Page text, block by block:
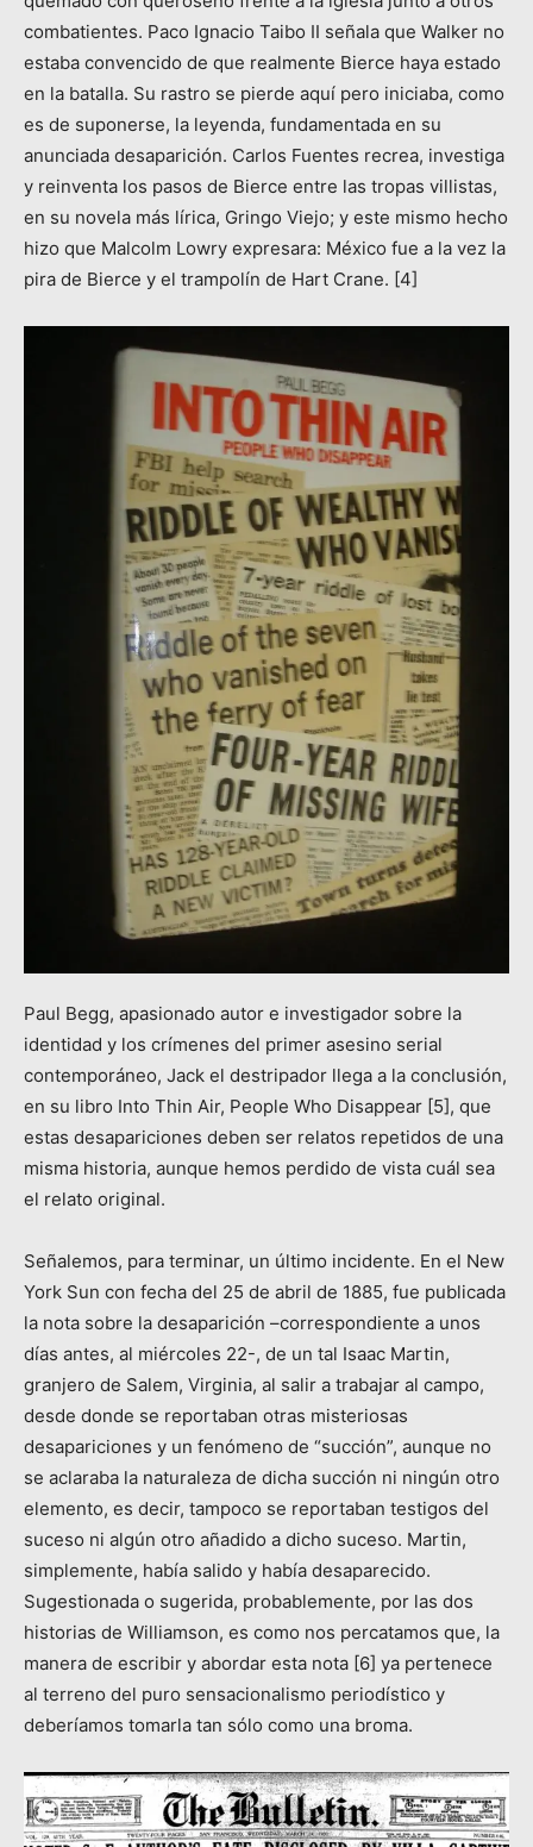
combatientes. Paco Ignacio Taibo II señala que Walker no
estaba convencido de que realmente Bierce haya estado
en la batalla. Su rastro se pierde aquí pero iniciaba, como
es de suponerse, la leyenda, fundamentada en su
anunciada desaparición. Carlos Fuentes recrea, investiga
y reinventa los pasos de Bierce entre las tropas villistas,
en su novela más lírica, Gringo Viejo; y este mismo hecho
hizo que Malcolm Lowry expresara: México fue a la vez la
pira de Bierce y el trampolín de Hart Crane. [4]
Paul Begg, apasionado autor e investigador sobre la
identidad y los crímenes del primer asesino serial
contemporáneo, Jack el destripador llega a la conclusión,
en su libro Into Thin Air, People Who Disappear [5], que
estas desapariciones deben ser relatos repetidos de una
misma historia, aunque hemos perdido de vista cuál sea
el relato original.
Señalemos, para terminar, un último incidente. En el New
York Sun con fecha del 25 de abril de 1885, fue publicada
la nota sobre la desaparición –correspondiente a unos
días antes, al miércoles 22-, de un tal Isaac Martin,
granjero de Salem, Virginia, al salir a trabajar al campo,
desde donde se reportaban otras misteriosas
desapariciones y un fenómeno de “succión”, aunque no
se aclaraba la naturaleza de dicha succión ni ningún otro
elemento, es decir, tampoco se reportaban testigos del
suceso ni algún otro añadido a dicho suceso. Martin,
simplemente, había salido y había desaparecido.
Sugestionada o sugerida, probablemente, por las dos
historias de Williamson, es como nos percatamos que, la
manera de escribir y abordar esta nota [6] ya pertenece
al terreno del puro sensacionalismo periodístico y
deberíamos tomarla tan sólo como una broma.